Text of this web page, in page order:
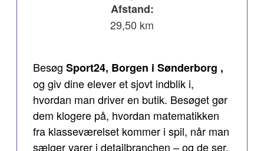
Afstand:
29,50 km
Besøg Sport24, Borgen i Sønderborg ,
og giv dine elever et sjovt indblik i,
hvordan man driver en butik. Besøget gør
dem klogere på, hvordan matematikken
fra klasseværelset kommer i spil, når man
sælger varer i detailbranchen – og de ser,